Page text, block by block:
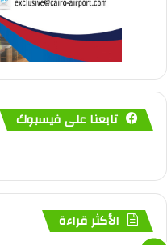
تابعنا على فيسبوك
الأكثر قراءة